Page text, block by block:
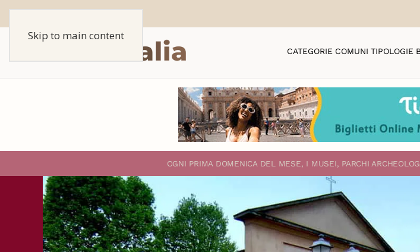
Skip to main content
CATEGORIE COMUNI TIPOLOGIE
OGNI PRIMA DOMENICA DEL MESE, I MUSEI, PARCHI